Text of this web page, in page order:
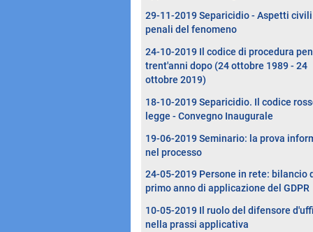
29-11-2019 Separicidio - Aspetti civili
penali del fenomeno
24-10-2019 Il codice di procedura
trent'anni dopo (24 ottobre 1989 - 24
ottobre 2019)
18-10-2019 Separicidio. Il codice
legge - Convegno Inaugurale
19-06-2019 Seminario: la prova
nel processo
24-05-2019 Persone in rete: bilancio
primo anno di applicazione del GDPR
10-05-2019 Il ruolo del difensore
nella prassi applicativa